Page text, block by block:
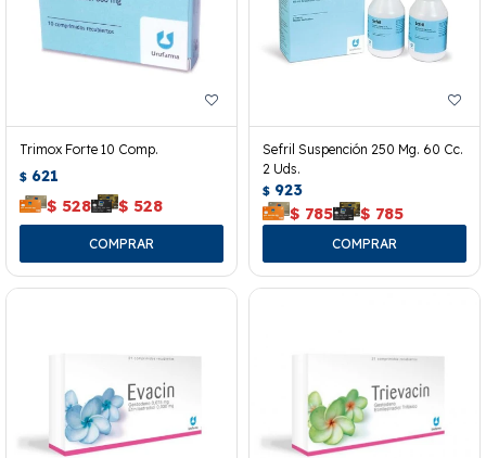
Trimox Forte 10 Comp.
$ 621
$ 528 $ 528
Sefril Suspención 250 Mg. 60 Cc.
2 Uds.
$ 923
$ 785 $ 785